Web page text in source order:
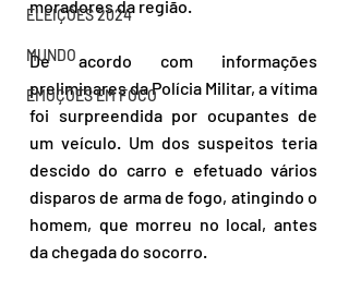
ELEIÇÕES 2024
MUNDO
EMOÇÕES EM FOCO
moradores da região.
De acordo com informações
preliminares da Polícia Militar, a vítima
foi surpreendida por ocupantes de
um veículo. Um dos suspeitos teria
descido do carro e efetuado vários
disparos de arma de fogo, atingindo o
homem, que morreu no local, antes
da chegada do socorro.